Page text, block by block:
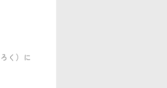
く）に